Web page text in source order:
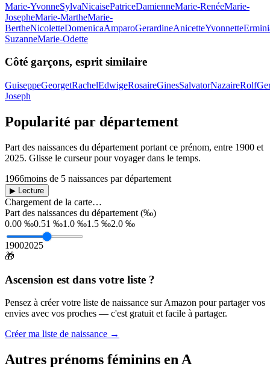
Marie-YvonneSylvaNicaisePatriceDamienneMarie-RenéeMarie-
JosepheMarie-MartheMarie-
BertheNicoletteDomenicaAmparoGerardineAnicetteYvonnette
SuzanneMarie-Odette
Côté garçons, esprit similaire
GuiseppeGeorgetRachelEdwigeRosaireGinesSalvatorNazaireRolf
Joseph
Popularité par département
Part des naissances du département portant ce prénom, entre 1900 et
2025. Glisse le curseur pour voyager dans le temps.
1966moins de 5 naissances par département
▶ Lecture
Chargement de la carte…
Part des naissances du département (‰)
0.00 ‰0.51 ‰1.0 ‰1.5 ‰2.0 ‰
19002025
🎁
Ascension est dans votre liste ?
Pensez à créer votre liste de naissance sur Amazon pour partager vos
envies avec vos proches — c'est gratuit et facile à partager.
Créer ma liste de naissance →
Autres prénoms féminins en A